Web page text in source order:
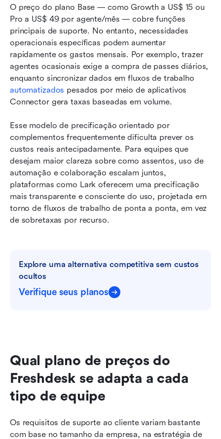
O preço do plano Base — como Growth a US$ 15 ou
Pro a US$ 49 por agente/mês — cobre funções
principais de suporte. No entanto, necessidades
operacionais específicas podem aumentar
rapidamente os gastos mensais. Por exemplo, trazer
agentes ocasionais exige a compra de passes diários,
automatizados pesados por meio de aplicativos
Connector gera taxas baseadas em volume.
Esse modelo de precificação orientado por
complementos frequentemente dificulta prever os
custos reais antecipadamente. Para equipes que
desejam maior clareza sobre como assentos, uso de
automação e colaboração escalam juntos,
plataformas como Lark oferecem uma precificação
mais transparente e consciente do uso, projetada em
torno de fluxos de trabalho de ponta a ponta, em vez
de sobretaxas por recurso.
Explore uma alternativa competitiva sem custos
ocultos
Verifique seus planos
Qual plano de preços do
Freshdesk se adapta a cada
tipo de equipe
Os requisitos de suporte ao cliente variam bastante
com base no tamanho da empresa, na estratégia de